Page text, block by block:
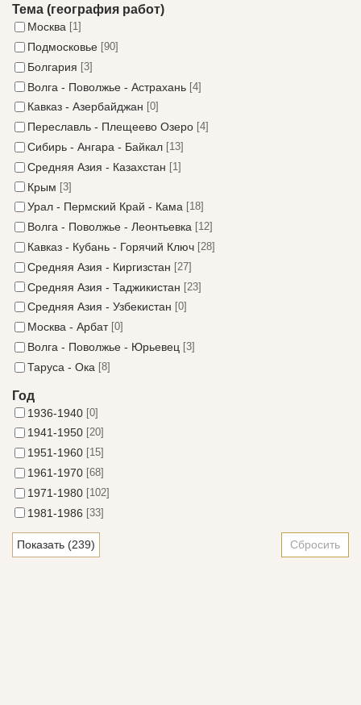
Тема (география работ)
Москва [1]
Подмосковье [90]
Болгария [3]
Волга - Поволжье - Астрахань [4]
Кавказ - Азербайджан [0]
Переславль - Плещеево Озеро [4]
Сибирь - Ангара - Байкал [13]
Средняя Азия - Казахстан [1]
Крым [3]
Урал - Пермский Край - Кама [18]
Волга - Поволжье - Леонтьевка [12]
Кавказ - Кубань - Горячий Ключ [28]
Средняя Азия - Киргизстан [27]
Средняя Азия - Таджикистан [23]
Средняя Азия - Узбекистан [0]
Москва - Арбат[0]
Волга - Поволжье - Юрьевец [3]
Таруса - Ока [8]
Год
1936-1940 [0]
1941-1950 [20]
1951-1960 [15]
1961-1970 [68]
1971-1980 [102]
1981-1986 [33]
Сбросить